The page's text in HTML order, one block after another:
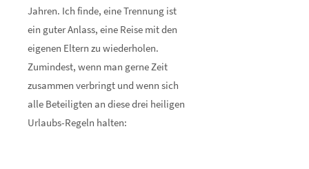
Jahren. Ich finde, eine Trennung ist
ein guter Anlass, eine Reise mit den
eigenen Eltern zu wiederholen.
Zumindest, wenn man gerne Zeit
zusammen verbringt und wenn sich
alle Beteiligten an diese drei heiligen
Urlaubs-Regeln halten: